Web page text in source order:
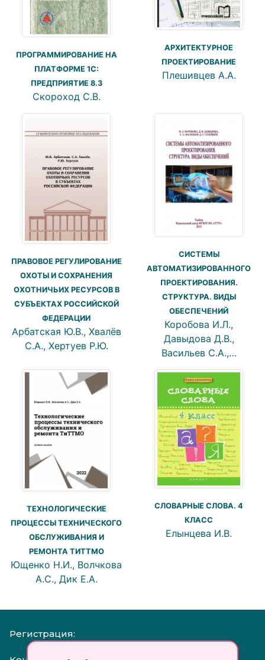
ПРОГРАММИРОВАНИЕ НА
ПЛАТФОРМЕ 1С:
ПРЕДПРИЯТИЕ 8.3
Скороход С.В.
АРХИТЕКТУРНОЕ
ПРОЕКТИРОВАНИЕ
Плешивцев А.А.
ПРАВОВОЕ РЕГУЛИРОВАНИЕ
ОХОТЫ И СОХРАНЕНИЯ
ОХОТНИЧЬИХ РЕСУРСОВ В
СУБЪЕКТАХ РОССИЙСКОЙ
ФЕДЕРАЦИИ
Арбатская Ю.В., Хвалёв
С.А., Хертуев Р.Ю.
СИСТЕМЫ
АВТОМАТИЗИРОВАННОГО
ПРОЕКТИРОВАНИЯ.
СТРУКТУРА. ВИДЫ
ОБЕСПЕЧЕНИЙ
Коробова И.Л.,
Давыдова Д.В.,
Васильев С.А.,…
ТЕХНОЛОГИЧЕСКИЕ
ПРОЦЕССЫ ТЕХНИЧЕСКОГО
ОБСЛУЖИВАНИЯ И
РЕМОНТА ТИТТМО
Ющенко Н.И., Волчкова
А.С., Дик Е.А.
СЛОВАРНЫЕ СЛОВА. 4
КЛАСС
Елынцева И.В.
Регистрация: